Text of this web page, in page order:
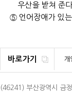
우산을 받쳐 준다
⑤ 언어장애가 있는
바로가기 개
(46241) 부산광역시 금